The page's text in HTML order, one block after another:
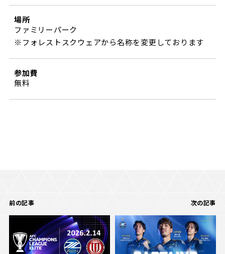
観戦マナー＆ルール
車イスでの観戦
試合運営管理規程
ボランティア
ＦＣ町田ゼルビアカレンダー
三輪緑山ベースを利用
三輪緑山ベースご利用案内
ゼルビアアシスト協賛企業一覧
ゼル塾
ＦＣ町田ゼルビアスポーツクラブ
ＦＣ町田ゼルビアアカデミー
パートナートップ
パートナー企業一覧
場所
ファミリーパーク
※フォレストスクウェアから名称を変更しております
参加費
無料
前の記事 次の記事